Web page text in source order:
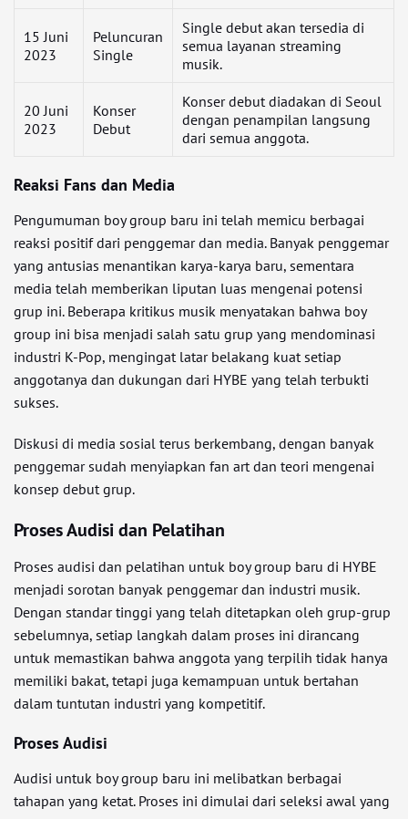
15 Juni
2023
Peluncuran
Single
Single debut akan tersedia di
semua layanan streaming
musik.
20 Juni
2023
Konser
Debut
Konser debut diadakan di Seoul
dengan penampilan langsung
dari semua anggota.
Reaksi Fans dan Media
Pengumuman boy group baru ini telah memicu berbagai
reaksi positif dari penggemar dan media. Banyak penggemar
yang antusias menantikan karya-karya baru, sementara
media telah memberikan liputan luas mengenai potensi
grup ini. Beberapa kritikus musik menyatakan bahwa boy
group ini bisa menjadi salah satu grup yang mendominasi
industri K-Pop, mengingat latar belakang kuat setiap
anggotanya dan dukungan dari HYBE yang telah terbukti
sukses.
Diskusi di media sosial terus berkembang, dengan banyak
penggemar sudah menyiapkan fan art dan teori mengenai
konsep debut grup.
Proses Audisi dan Pelatihan
Proses audisi dan pelatihan untuk boy group baru di HYBE
menjadi sorotan banyak penggemar dan industri musik.
Dengan standar tinggi yang telah ditetapkan oleh grup-grup
sebelumnya, setiap langkah dalam proses ini dirancang
untuk memastikan bahwa anggota yang terpilih tidak hanya
memiliki bakat, tetapi juga kemampuan untuk bertahan
dalam tuntutan industri yang kompetitif.
Proses Audisi
Audisi untuk boy group baru ini melibatkan berbagai
tahapan yang ketat. Proses ini dimulai dari seleksi awal yang